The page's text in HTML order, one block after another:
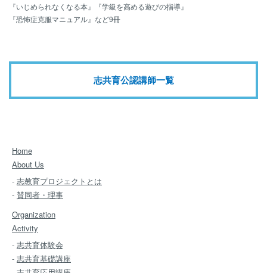
『いじめられなくなる本』『学級を高める遊びの指導』
『恐怖症克服マニュアル』など9冊
志共育公認講師一覧
Home
About Us
- 志教育プロジェクトとは
- 賛同者・理事
Organization
Activity
- 志共育体験会
- 志共育基礎講座